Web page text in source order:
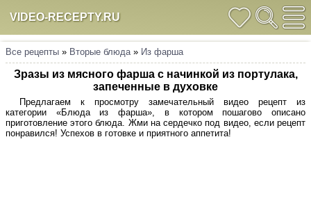
VIDEO-RECEPTY.RU
Все рецепты » Вторые блюда» Из фарша
Зразы из мясного фарша с начинкой из портулака,
запеченные в духовке
Предлагаем к просмотру замечательный видео рецепт из
категории «Блюда из фарша», в котором пошагово описано
приготовление этого блюда. Жми на сердечко под видео, если рецепт
понравился! Успехов в готовке и приятного аппетита!